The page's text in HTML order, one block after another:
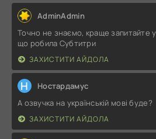
AdminAdmin
Точно не знаємо, краще запитайте у
що робила Субтитри
ЗАХИСТИТИ АЙДОЛА
Н Ностардамус
А озвучка на українській мові буде?
ЗАХИСТИТИ АЙДОЛА